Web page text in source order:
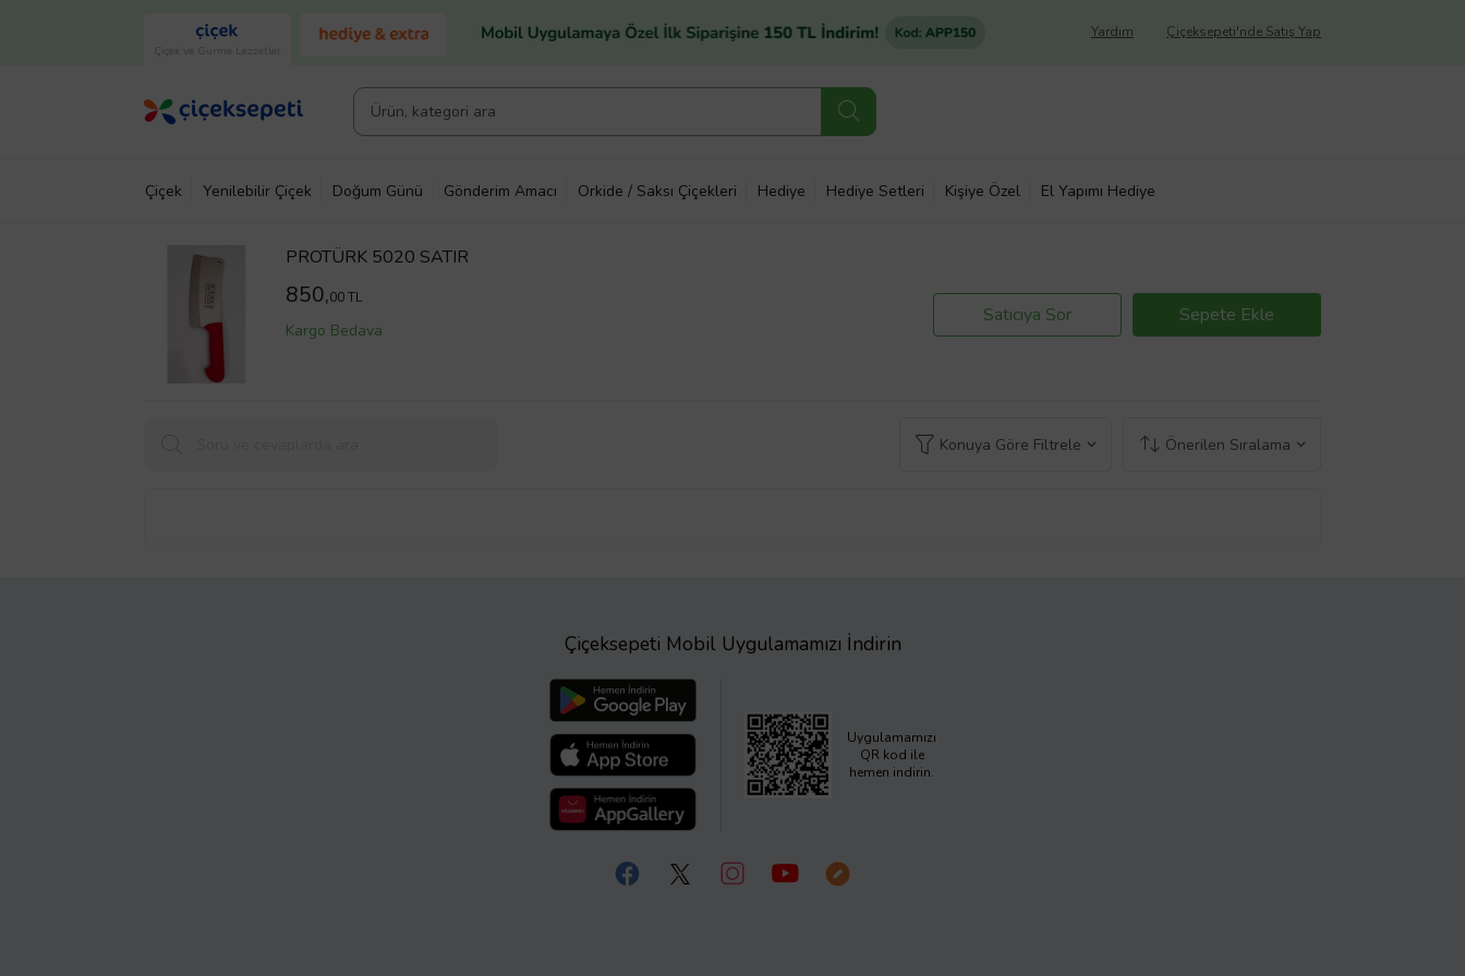
Çiçek ve Gurme Lezzetler
Çiçeksepeti'nde Satış Yap
Yardım
Çiçek Yenilebilir Çiçek Doğum Günü Gönderim Amacı Orkide / Saksı Çiçekleri Hediye Hediye Setleri Kişiye Özel El Yapımı Hediye
PROTÜRK 5020 SATIR
850,00 TL
Kargo Bedava
Satıcıya Sor Sepete Ekle
Konuya Göre Filtrele Önerilen Sıralama
Çiçeksepeti Mobil Uygulamamızı İndirin
Uygulamamızı
QR kod ile
hemen indirin.